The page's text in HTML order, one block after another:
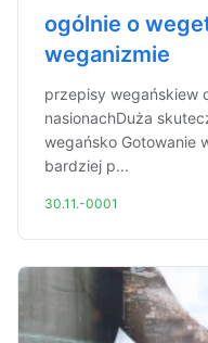
ogólnie o
weganizmie
przepisy wegańskiew
nasionachDuża
wegańsko Gotowanie
bardziej p...
30.11.-0001